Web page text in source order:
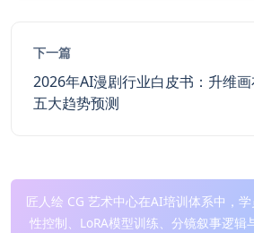
下一篇
2026年AI漫剧行业白皮书：升维画
五大趋势预测
匠人绘 CG 艺术中心在AI培训体系中，
性控制、LoRA模型训练、分镜叙事逻辑